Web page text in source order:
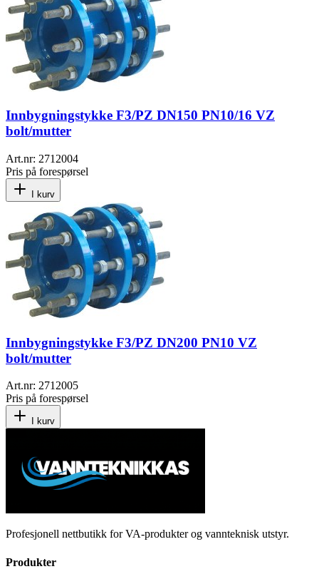
Innbygningstykke F3/PZ DN150 PN10/16 VZ
bolt/mutter
Art.nr: 2712004
Pris på forespørsel
I kurv
Innbygningstykke F3/PZ DN200 PN10 VZ
bolt/mutter
Art.nr: 2712005
Pris på forespørsel
I kurv
Profesjonell nettbutikk for VA-produkter og vannteknisk utstyr.
Produkter